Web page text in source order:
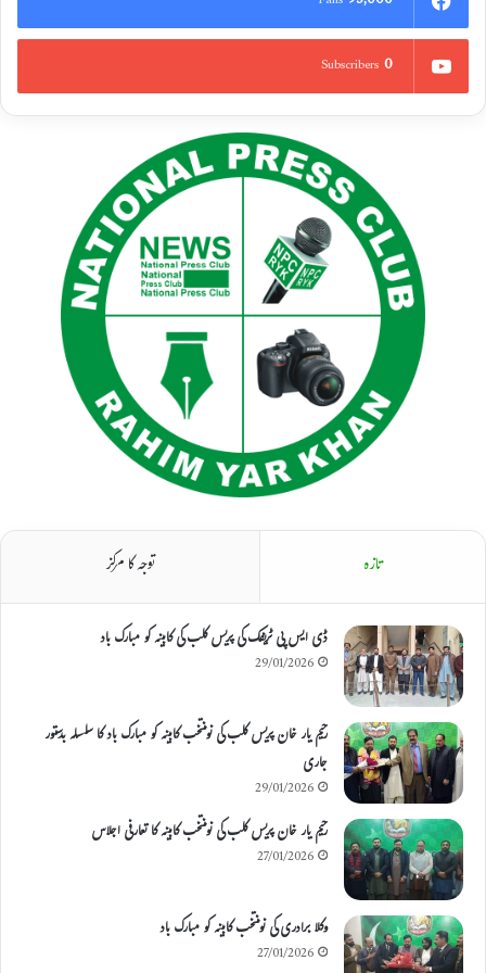
0
Subscribers
تازہ توجہ کا مرکز
ڈی ایس پی ٹریفک کی پریس کلب کی کابینہ کو مبارک باد
29/01/2026
رحیم یار خان پریس کلب کی نومنتخب کابینہ کو مبارک باد کا سلسلہ بدستور
جاری
29/01/2026
رحیم یار خان پریس کلب کی نومنتخب کابینہ کا تعارفی اجلاس
27/01/2026
وکلا برادری کی نومنتخب کابینہ کو مبارک باد
27/01/2026